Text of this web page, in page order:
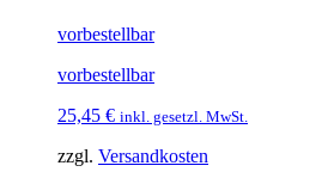
vorbestellbar
vorbestellbar
25,45 € inkl. gesetzl. MwSt.
zzgl. Versandkosten